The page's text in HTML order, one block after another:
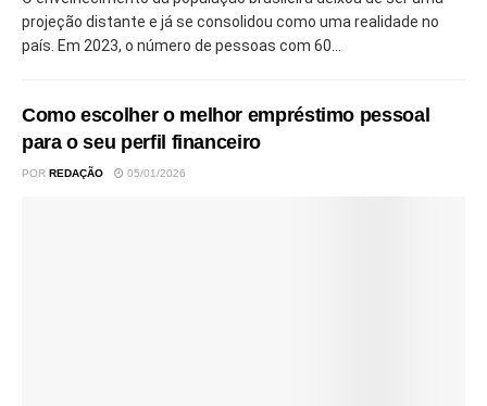
projeção distante e já se consolidou como uma realidade no
país. Em 2023, o número de pessoas com 60...
Como escolher o melhor empréstimo pessoal
para o seu perfil financeiro
POR REDAÇÃO 05/01/2026